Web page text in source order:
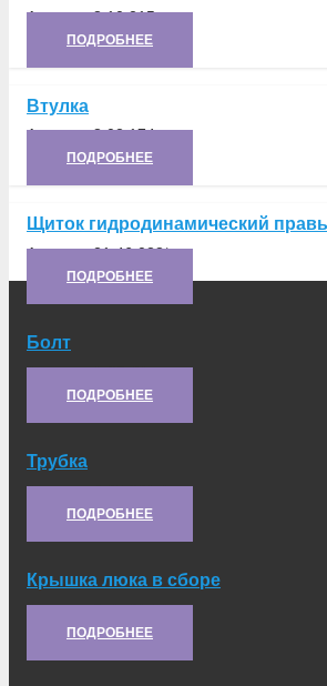
Артикул:8.10.215
ПОДРОБНЕЕ
Втулка
Артикул:8.02.174
ПОДРОБНЕЕ
Щиток гидродинамический
Артикул:21.46.038*
ПОДРОБНЕЕ
Болт
Артикул:1-36-01
ПОДРОБНЕЕ
Трубка
Артикул:8.05.301-1
ПОДРОБНЕЕ
Крышка люка в сборе
Артикул:6.47.014-1
ПОДРОБНЕЕ